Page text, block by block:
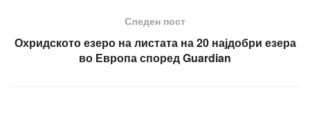
Следен пост
Охридското езеро на листата на 20 најдобри езера
во Европа според Guardian